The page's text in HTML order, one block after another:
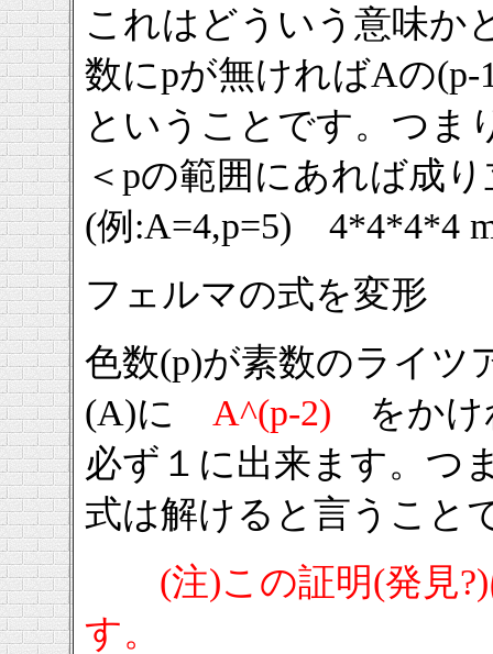
これはどういう意味か
数にpが無ければAの(p-
ということです。つま
＜pの範囲にあれば成
(例:A=4,p=5) 4*4*4*4
フェルマの式を変形
色数(p)が素数のライツ
(A)に
A^(p-2)
をか
必ず１に出来ます。つ
式は解けると言うこと
(注)この証明(発見
す。